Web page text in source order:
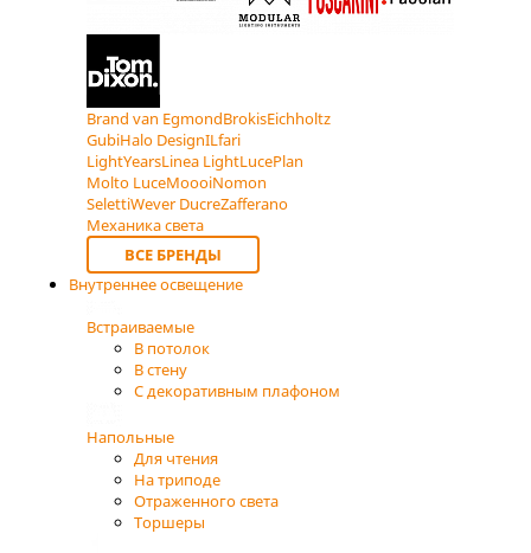
Brand van EgmondBrokisEichholtz
GubiHalo DesignILfari
LightYearsLinea LightLucePlan
Molto LuceMoooiNomon
SelettiWever DucreZafferano
Механика света
ВСЕ БРЕНДЫ
Внутреннее освещение
Встраиваемые
В потолок
В стену
С декоративным плафоном
Напольные
Для чтения
На триподе
Отраженного света
Торшеры